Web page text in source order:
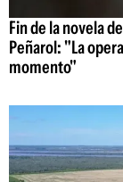
Fin de la novela
Peñarol: "La
momento"